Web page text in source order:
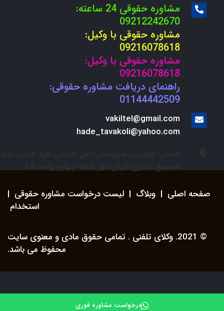
مشاوره حقوقی 24 ساعته:
09212242670
مشاوره حقوقی با وکیل:
09216078618
مشاوره حقوقی با وکیل:
09216078618
راهنمای دریافت مشاوره حقوقی:
01144442509
vakiltel@gmail.com
hade_tavakoli@yahoo.com
صفحه اصلی | وبلاگ | لیست درخواست مشاوره حقوقی |
استخدام
© 2021. وکلای تلفنی . تمامی حقوق مادی و معنوی سایت
محفوظ می باشد.
درخواست مشاوره فوری